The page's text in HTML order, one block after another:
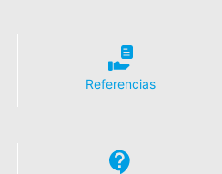
Referencias